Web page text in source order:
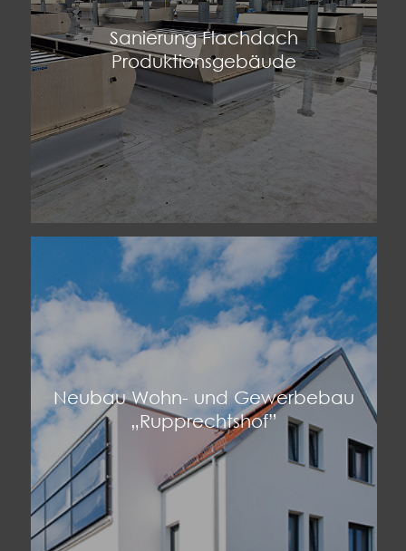
Sanierung Flachdach
Produktionsgebäude
Neubau Wohn- und Gewerbebau
„Rupprechtshof”